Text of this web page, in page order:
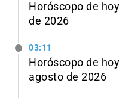
Horóscopo de
de 2026
03:11
Horóscopo de
agosto de 2026